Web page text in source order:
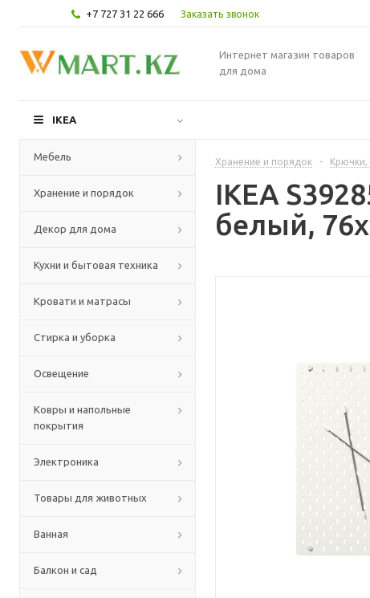
+7 727 31 22 666 Заказать звонок
Интернет магазин товаров
для дома
IKEA
Мебель
Хранение и порядок
Декор для дома
Кухни и бытовая техника
Кровати и матрасы
Стирка и уборка
Освещение
Ковры и напольные
покрытия
Электроника
Товары для животных
Ванная
Балкон и сад
Хранение и порядок - Крючки,
IKEA
белый,